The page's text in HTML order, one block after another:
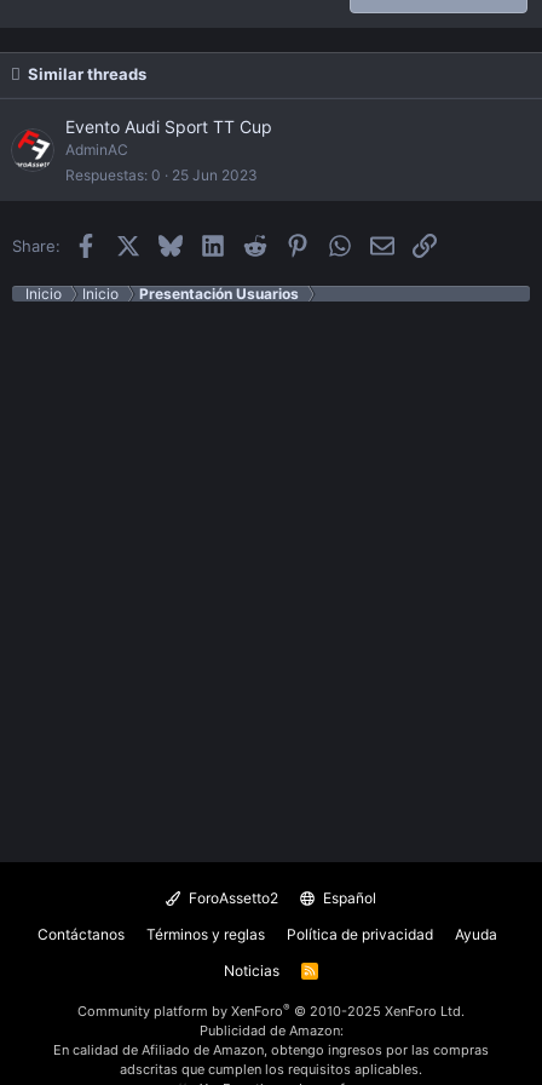
Similar threads
Evento Audi Sport TT Cup
AdminAC
Respuestas 0 25 Jun 2023
Share: Facebook BlueskyLinkedInReddit PinterestWhatsApp
EmailEnlace
Inicio Inicio Presentación Usuarios
ForoAssetto2
Español
Contáctanos
Términos y reglas Política de privacidad
Ayuda
Noticias
R
Community platform by XenForo® © 2010-2025 XenForo Ltd.
Publicidad de Amazon:
En calidad de Afiliado de Amazon, obtengo ingresos por las compras
adscritas que cumplen los requisitos aplicables.